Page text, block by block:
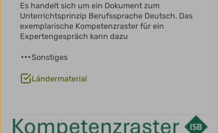
Es handelt sich um ein Dokument zum
Unterrichtsprinzip Berufssprache Deutsch. Das
exemplarische Kompetenzraster für ein
Expertengespräch kann dazu
Sonstiges
Ländermaterial